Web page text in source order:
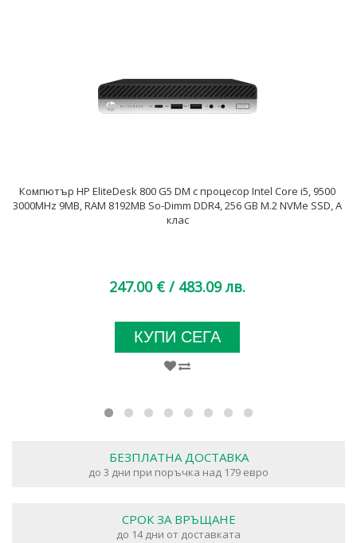
Компютър HP EliteDesk 800 G5 DM с процесор Intel Core i5, 9500
3000MHz 9MB, RAM 8192MB So-Dimm DDR4, 256 GB M.2 NVMe SSD, A
клас
247.00 € / 483.09 лв.
КУПИ СЕГА
БЕЗПЛАТНА ДОСТАВКА
до 3 дни при поръчка над 179 евро
СРОК ЗА ВРЪЩАНЕ
до 14 дни от доставката